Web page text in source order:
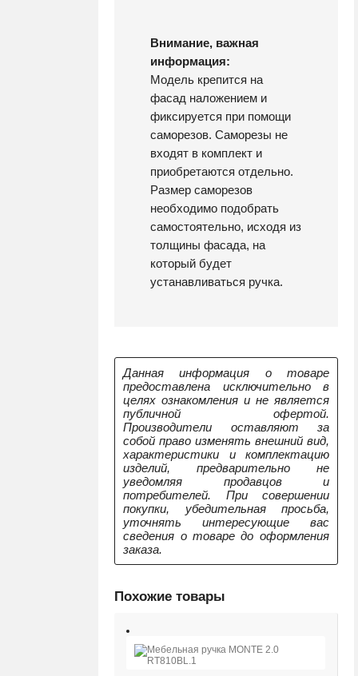
Внимание, важная
информация:
Модель крепится на
фасад наложением и
фиксируется при помощи
саморезов. Саморезы не
входят в комплект и
приобретаются отдельно.
Размер саморезов
необходимо подобрать
самостоятельно, исходя из
толщины фасада, на
который будет
устанавливаться ручка.
Данная информация о товаре
предоставлена исключительно в
целях ознакомления и не является
публичной офертой.
Производители оставляют за
собой право изменять внешний вид,
характеристики и комплектацию
изделий, предварительно не
уведомляя продавцов и
потребителей. При совершении
покупки, убедительная просьба,
уточнять интересующие вас
сведения о товаре до оформления
заказа.
Похожие товары